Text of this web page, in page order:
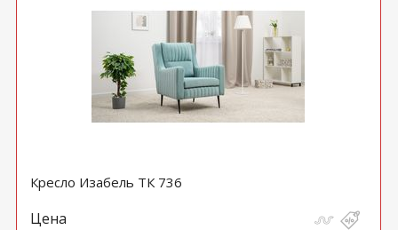
Кресло Изабель ТК 736
Цена